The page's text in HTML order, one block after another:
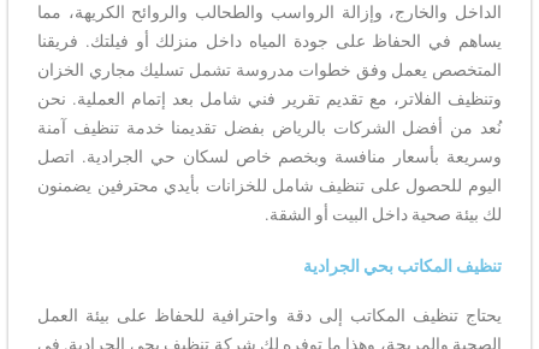
الداخل والخارج، وإزالة الرواسب والطحالب والروائح الكريهة، مما
يساهم في الحفاظ على جودة المياه داخل منزلك أو فيلتك. فريقنا
المتخصص يعمل وفق خطوات مدروسة تشمل تسليك مجاري الخزان
وتنظيف الفلاتر، مع تقديم تقرير فني شامل بعد إتمام العملية. نحن
نُعد من أفضل الشركات بالرياض بفضل تقديمنا خدمة تنظيف آمنة
وسريعة بأسعار منافسة وبخصم خاص لسكان حي الجرادية. اتصل
اليوم للحصول على تنظيف شامل للخزانات بأيدي محترفين يضمنون
لك بيئة صحية داخل البيت أو الشقة.
تنظيف المكاتب بحي الجرادية
يحتاج تنظيف المكاتب إلى دقة واحترافية للحفاظ على بيئة العمل
الصحية والمريحة، وهذا ما توفره لك شركة تنظيف بحي الجرادية. في